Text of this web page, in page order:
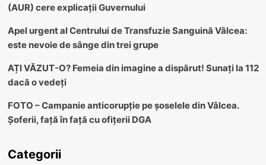
(AUR) cere explicații Guvernului
Apel urgent al Centrului de Transfuzie Sanguină Vâlcea:
este nevoie de sânge din trei grupe
AȚI VĂZUT-O? Femeia din imagine a dispărut! Sunați la 112
dacă o vedeți
FOTO – Campanie anticorupție pe șoselele din Vâlcea.
Șoferii, față în față cu ofițerii DGA
Categorii